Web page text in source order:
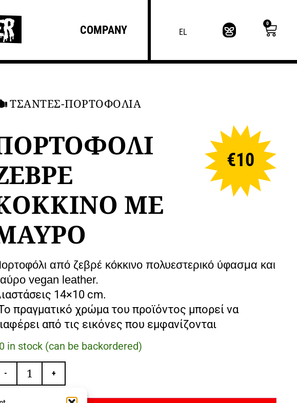
COMPANY EL
0
ΤΣΑΝΤΕΣ-ΠΟΡΤΟΦΟΛΙΑ
ΜΕ
€10
από ζεβρέ κόκκινο πολυεστερικό ύφασμα και
vegan leather.
14×10 cm.
πραγματικό χρώμα του προϊόντος μπορεί να
από τις εικόνες που εμφανίζονται
in stock (can be backordered)
- +